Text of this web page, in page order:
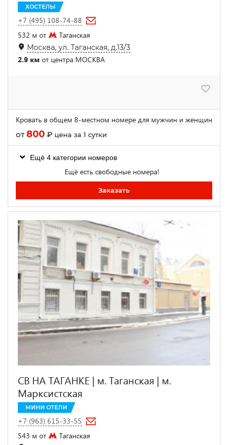
ХОСТЕЛЫ
+7 (495) 108-74-88
532 м от
Таганская
Москва, ул. Таганская, д.13/3
2.9 км от центра МОСКВА
Кровать в общем 8-местном номере для мужчин и женщин
от800 ₽ цена за 1 сутки
Ещё 4 категории номеров
Ещё есть свободные номера!
Заказать
СВ НА ТАГАНКЕ | м. Таганская | м.
Марксистская
МИНИ ОТЕЛИ
+7 (963) 615-33-55
543 м от
Таганская